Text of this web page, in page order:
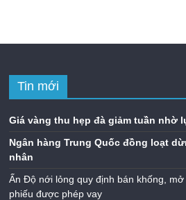
Tin mới
Giá vàng thu hẹp đà giảm tuần nhờ
Ngân hàng Trung Quốc đồng loạt
nhân
Ấn Độ nới lỏng quy định bán khống,
phiếu được phép vay